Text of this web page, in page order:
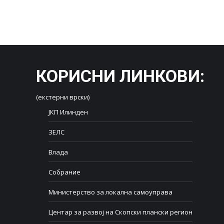
КОРИСНИ ЛИНКОВИ:
(екстерни врски)
ЈКП Илинден
ЗЕЛС
Влада
Собрание
Министерство за локална самоуправа
Центар за развој на Скопски плански регион